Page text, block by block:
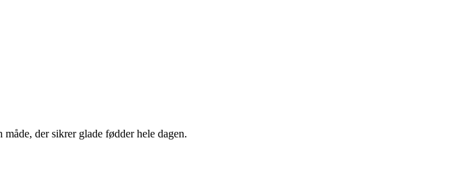
der sikrer glade fødder hele dagen.